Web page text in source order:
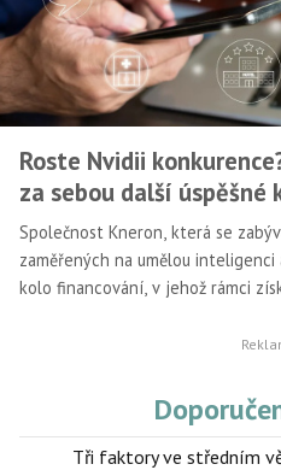
Roste Nvidii
za sebou další úspěšné
Společnost Kneron, která se
zaměřených na umělou inteligenci
kolo financování, v jehož rámci
Tři faktory ve středním